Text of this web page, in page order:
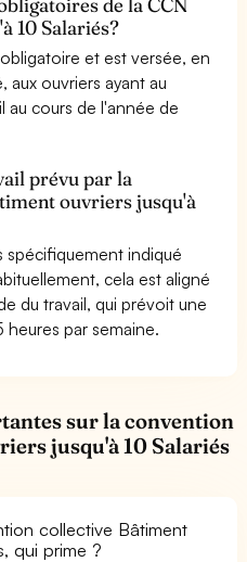
10 Salariés?
et est versée, en
aux ouvriers ayant au
au cours de l'année de
prévu par la
ouvriers jusqu'à
spécifiquement indiqué
cela est aligné
du travail, qui prévoit une
heures par semaine.
sur la convention
jusqu'à 10 Salariés
collective Bâtiment
qui prime ?